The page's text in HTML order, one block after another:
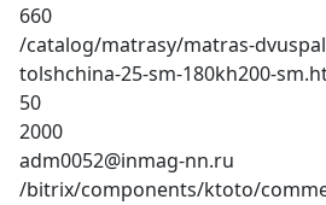
660
/catalog/matrasy/matras-
tolshchina-25-sm-180kh200-
50
2000
adm0052@inmag-nn.ru
/bitrix/components/ktoto/